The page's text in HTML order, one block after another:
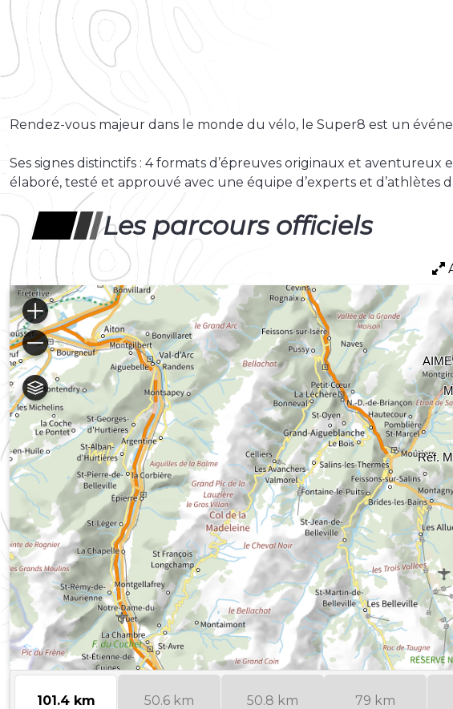
Rendez-vous majeur dans le monde du vélo, le Super8 est un
Ses signes distinctifs : 4 formats d’épreuves originaux et
élaboré, testé et approuvé avec une équipe d’experts et d’athlètes
Les parcours officiels
101.4 km 50.6 km 50.8 km 79 km